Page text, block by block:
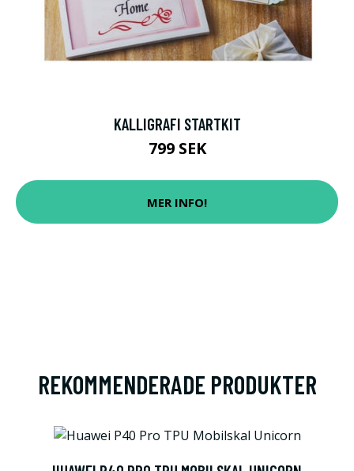
KALLIGRAFI STARTKIT
799 SEK
MER INFO!
REKOMMENDERADE PRODUKTER